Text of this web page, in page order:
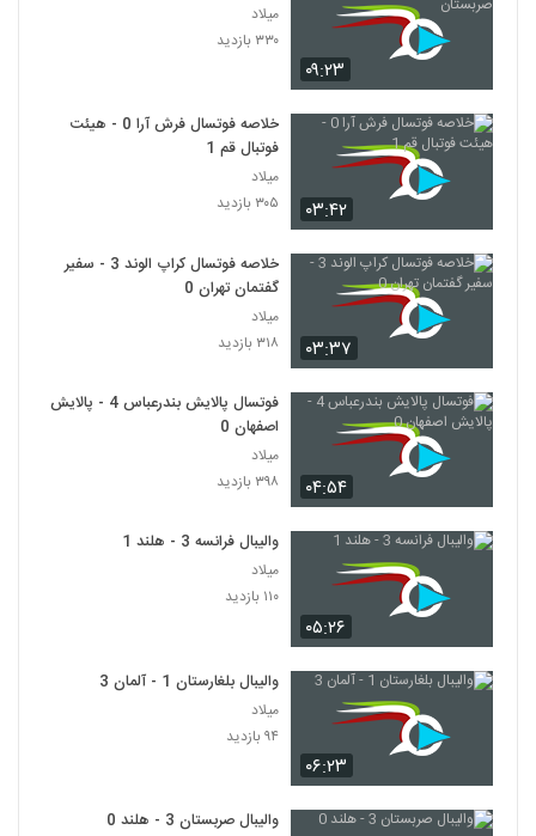
۰۹:۲۳
میلاد
۳۳۰ بازدید
۰۳:۴۲
خلاصه فوتسال فرش آرا 0 - هیئت
فوتبال قم 1
میلاد
۳۰۵ بازدید
۰۳:۳۷
خلاصه فوتسال کراپ الوند 3 - سفیر
گفتمان تهران 0
میلاد
۳۱۸ بازدید
۰۴:۵۴
فوتسال پالایش بندرعباس 4 - پالایش
اصفهان 0
میلاد
۳۹۸ بازدید
۰۵:۲۶
والیبال فرانسه 3 - هلند 1
میلاد
۱۱۰ بازدید
۰۶:۲۳
والیبال بلغارستان 1 - آلمان 3
میلاد
۹۴ بازدید
والیبال صربستان 3 - هلند 0